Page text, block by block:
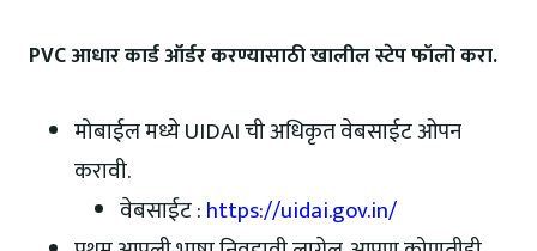
PVC आधार कार्ड ऑर्डर करण्यासाठी खालील स्टेप फॉलो करा.
मोबाईल मध्ये UIDAI ची अधिकृत वेबसाईट ओपन
करावी.
वेबसाईट :https://uidai.gov.in/